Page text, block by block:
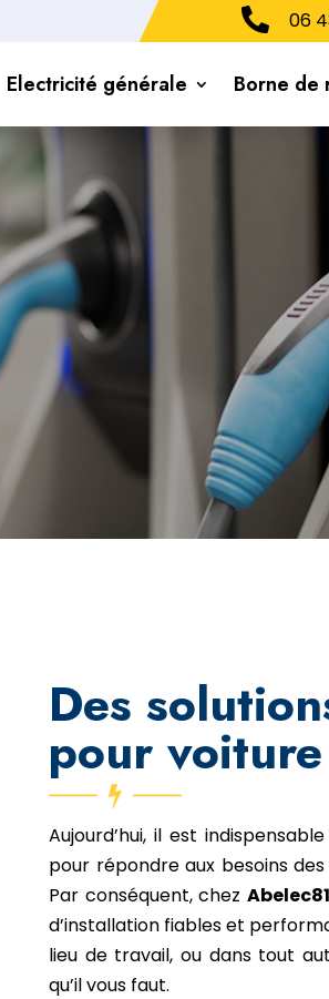
 06
Electricité générale Borne de
Des
pour
Aujourd’hui, il est
pour répondre aux besoins
Par conséquent, chez Abelec81
d’installation fiables et
lieu de travail, ou dans tout
qu’il vous faut.